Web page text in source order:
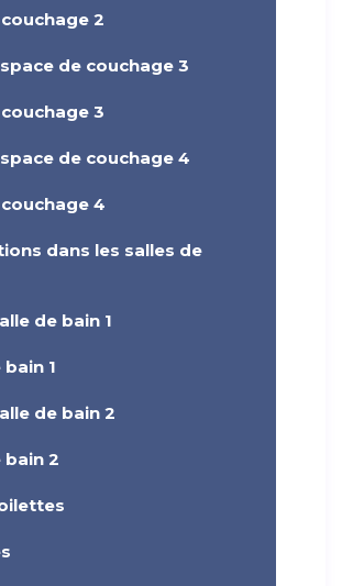
2
de couchage 3
3
de couchage 4
4
dans les salles de
de bain 1
bain 1
de bain 2
bain 2